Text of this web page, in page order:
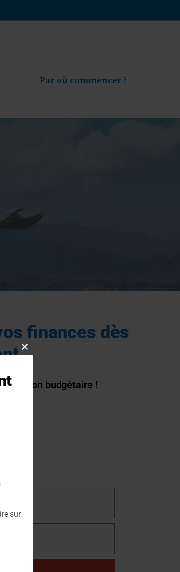
Par où commencer ?
finances dès
gestion budgétaire !
Close
module
sur